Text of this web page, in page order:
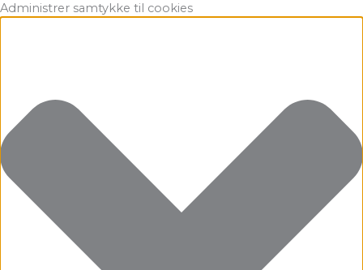
Administrer samtykke til cookies
Funktionsdygtig
Præferencer
Statistikker
Marketing
Gå
til